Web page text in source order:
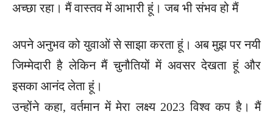
अच्छा रहा। मैं वास्तव में आभारी हूं। जब भी संभव हो मैं
अपने अनुभव को युवाओं से साझा करता हूं। अब मुझ पर नयी
जिम्मेदारी है लेकिन मैं चुनौतियों में अवसर देखता हूं और
इसका आनंद लेता हूं।
उन्होंने कहा, वर्तमान में मेरा लक्ष्य 2023 विश्व कप है। मैं